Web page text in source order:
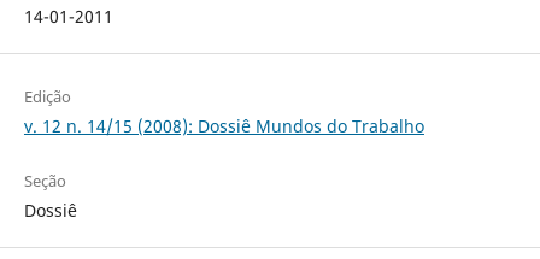
14-01-2011
Edição
v. 12 n. 14/15 (2008): Dossiê Mundos do Trabalho
Seção
Dossiê